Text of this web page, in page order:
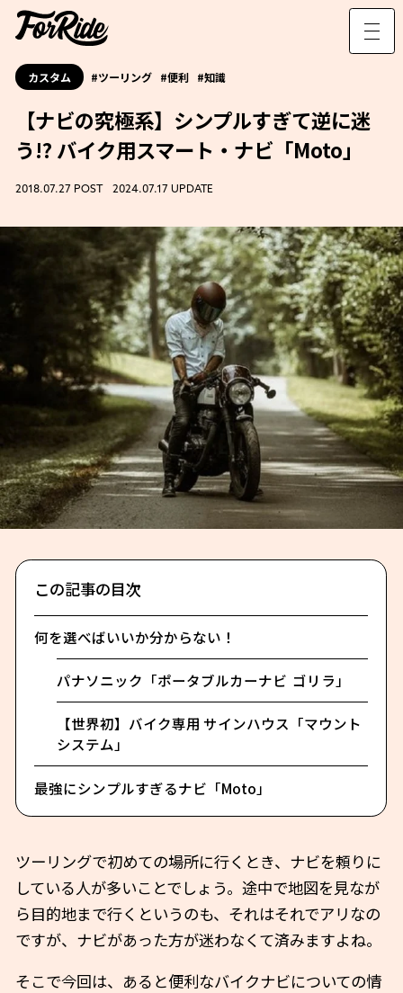
カスタム ツーリング 便利 知識
【ナビの究極系】シンプルすぎて逆に迷
う!? バイク用スマート・ナビ「Moto」
2018.07.27 POST 2024.07.17 UPDATE
この記事の目次
何を選べばいいか分からない！
パナソニック「ポータブルカーナビ ゴリラ」
【世界初】バイク専用 サインハウス「マウント
システム」
最強にシンプルすぎるナビ「Moto」
ツーリングで初めての場所に行くとき、ナビを頼りに
している人が多いことでしょう。途中で地図を見なが
ら目的地まで行くというのも、それはそれでアリなの
ですが、ナビがあった方が迷わなくて済みますよね。
そこで今回は、あると便利なバイクナビについての情